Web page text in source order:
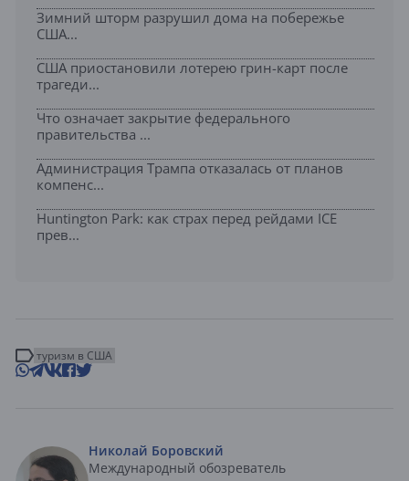
Зимний шторм разрушил дома на побережье
США...
США приостановили лотерею грин-карт после
трагеди...
Что означает закрытие федерального
правительства ...
Администрация Трампа отказалась от планов
компенс...
Huntington Park: как страх перед рейдами ICE
прев...
туризм в США
Николай Боровский
Международный обозреватель